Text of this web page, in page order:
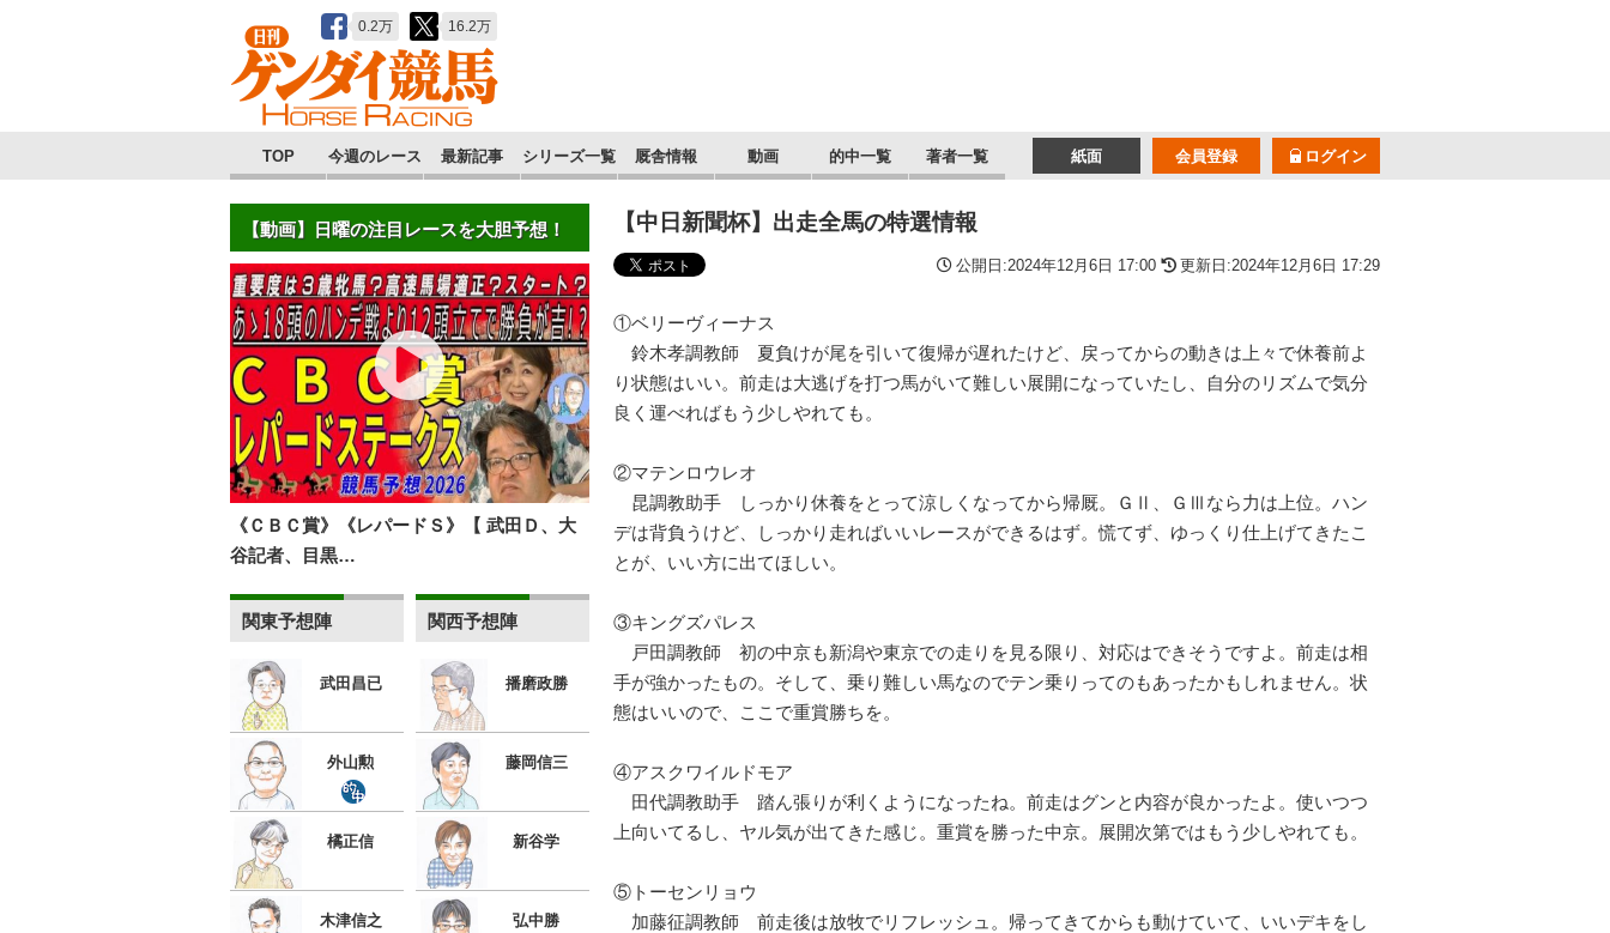
0.2万 16.2万
TOP 今週のレース 最新記事 シリーズ一覧 厩舎情報 動画 的中一覧 著者一覧 ログイン
会員登録
紙面
【中日新聞杯】出走全馬の特選情報
公開日:2024年12月6日 17:00 更新日:2024年12月6日 17:29
①ベリーヴィーナス
鈴木孝調教師 夏負けが尾を引いて復帰が遅れたけど、戻ってからの動きは上々で休養前よ
り状態はいい。前走は大逃げを打つ馬がいて難しい展開になっていたし、自分のリズムで気分
良く運べればもう少しやれても。
②マテンロウレオ
昆調教助手 しっかり休養をとって涼しくなってから帰厩。ＧⅡ、ＧⅢなら力は上位。ハン
デは背負うけど、しっかり走ればいいレースができるはず。慌てず、ゆっくり仕上げてきたこ
とが、いい方に出てほしい。
③キングズパレス
戸田調教師 初の中京も新潟や東京での走りを見る限り、対応はできそうですよ。前走は相
手が強かったもの。そして、乗り難しい馬なのでテン乗りってのもあったかもしれません。状
態はいいので、ここで重賞勝ちを。
④アスクワイルドモア
田代調教助手 踏ん張りが利くようになったね。前走はグンと内容が良かったよ。使いつつ
上向いてるし、ヤル気が出てきた感じ。重賞を勝った中京。展開次第ではもう少しやれても。
⑤トーセンリョウ
加藤征調教師 前走後は放牧でリフレッシュ。帰ってきてからも動けていて、いいデキをし
【動画】日曜の注目レースを大胆予想！
《ＣＢＣ賞》《レパードＳ》【 武田Ｄ、大
谷記者、目黒…
関東予想陣
武田昌已
外山勲
橘正信
木津信之
関西予想陣
播磨政勝
藤岡信三
新谷学
弘中勝